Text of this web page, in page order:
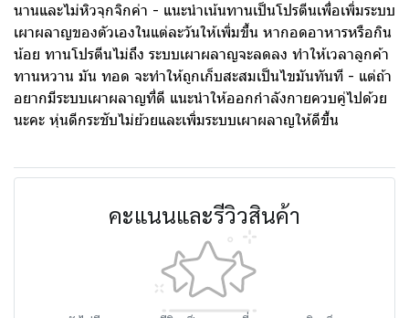
นานและไม่หิวจุกจิกค่า - แนะนำเน้นทานเป็นโปรตีนเพื่อเพิ่มระบบ
เผาผลาญของตัวเองในแต่ละวันให้เพิ่มขึ้น หากอดอาหารหรือกิน
น้อย ทานโปรตีนไม่ถึง ระบบเผาผลาญจะลดลง ทำให้เวลาลูกค้า
ทานหวาน มัน ทอด จะทำให้ถูกเก็บสะสมเป็นไขมันทันที - แต่ถ้า
อยากมีระบบเผาผลาญที่ดี แนะนำให้ออกกำลังกายควบคู่ไปด้วย
นะคะ หุ่นดีกระชับไม่ย้วยและเพิ่มระบบเผาผลาญให้ดีขึ้น
คะแนนและรีวิวสินค้า